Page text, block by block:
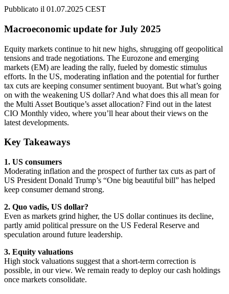
Pubblicato il 01.07.2025 CEST
Macroeconomic update for July 2025
Equity markets continue to hit new highs, shrugging off geopolitical
tensions and trade negotiations. The Eurozone and emerging
markets (EM) are leading the rally, fueled by domestic stimulus
efforts. In the US, moderating inflation and the potential for further
tax cuts are keeping consumer sentiment buoyant. But what’s going
on with the weakening US dollar? And what does this all mean for
the Multi Asset Boutique’s asset allocation? Find out in the latest
CIO Monthly video, where you’ll hear about their views on the
latest developments.
Key Takeaways
1. US consumers
Moderating inflation and the prospect of further tax cuts as part of
US President Donald Trump’s “One big beautiful bill” has helped
keep consumer demand strong.
2. Quo vadis, US dollar?
Even as markets grind higher, the US dollar continues its decline,
partly amid political pressure on the US Federal Reserve and
speculation around future leadership.
3. Equity valuations
High stock valuations suggest that a short-term correction is
possible, in our view. We remain ready to deploy our cash holdings
once markets consolidate.